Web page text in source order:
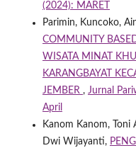
(2024): MARET
Parimin, Kuncoko,
COMMUNITY
WISATA MINAT
KARANGBAYAT
JEMBER , Jurnal
April
Kanom Kanom,
Dwi Wijayanti,